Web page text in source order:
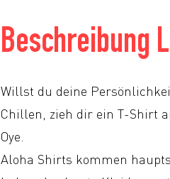
Beschreibung
Willst du deine
Chillen, zieh dir ein T-Shirt
Oye.
Aloha Shirts kommen